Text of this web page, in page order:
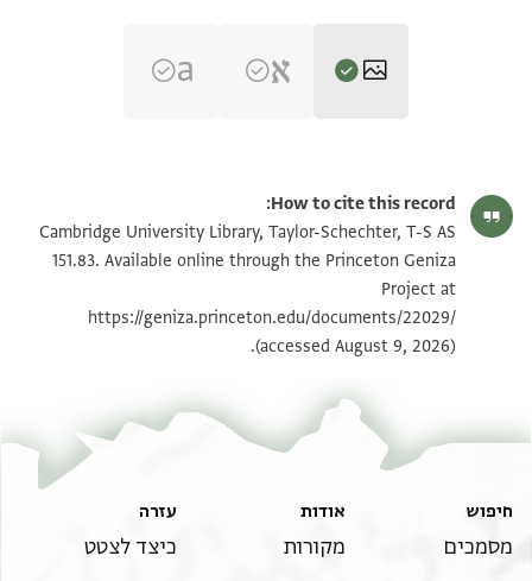
T-S AS 151.83 1v הגדל וסובב
תנאי היתר שימוש בתצלום
How to cite this record:
Cambridge University Library, Taylor-Schechter, T-S AS
151.83. Available online through the Princeton Geniza
Project at
https://geniza.princeton.edu/documents/22029/
(accessed August 9, 2026).
חיפוש
מסמכים
אודות
מקורות
עזרה
כיצד לצטט